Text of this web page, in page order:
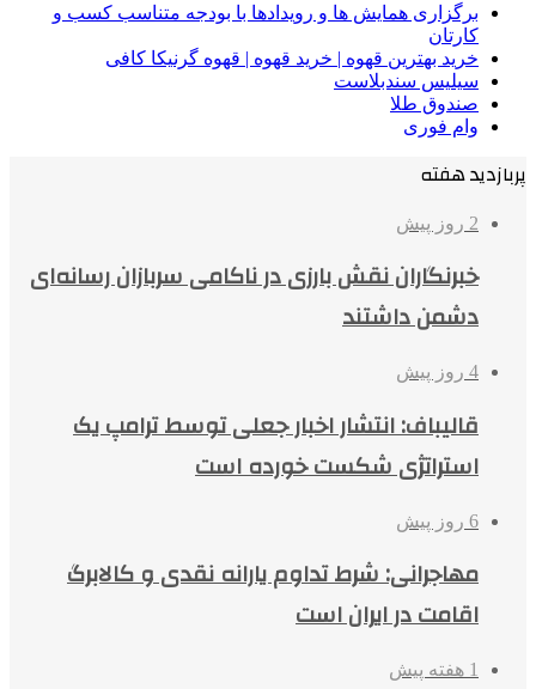
برگزاری همایش ها و رویدادها با بودجه متناسب کسب و
کارتان
خرید بهترین قهوه | خرید قهوه | قهوه گرنیکا کافی
سیلیس سندبلاست
صندوق طلا
وام فوری
پربازدید هفته
2 روز پیش
خبرنگاران نقش بارزی در ناکامی سربازان رسانه‌ای
دشمن داشتند
4 روز پیش
قالیباف: انتشار اخبار جعلی توسط ترامپ یک
استراتژی شکست خورده است
6 روز پیش
مهاجرانی: شرط تداوم یارانه نقدی و کالابرگ
اقامت در ایران است
1 هفته پیش